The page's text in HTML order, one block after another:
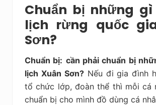
Chuẩn bị những
lịch rừng quốc
Sơn?
Chuẩn bị: cần phải chuẩn bị
lịch Xuân Sơn?Nếu đi gia đình
tổ chức lớp, đoàn thể thì mỗi cá
chuẩn bị cho mình đồ dùng cá